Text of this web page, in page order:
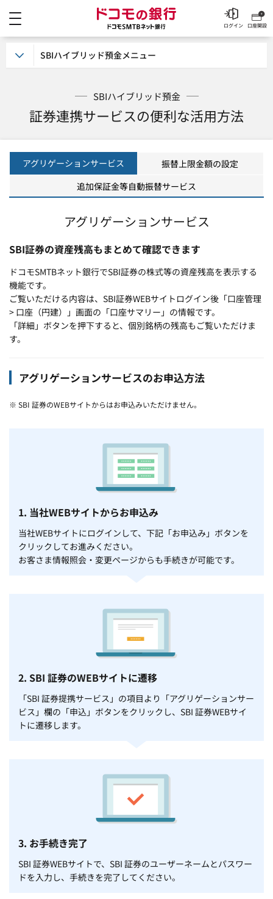
ドコモの銀行 ドコモ
口座開設
ログイン
SBIハイブリッド預金
証券連携サービスの便利な活用方法
アグリゲーションサービス
振替上限金額の設定
追加保証金等自動振替サービス
アグリゲーションサービス
SBI証券の資産残高もまとめて確認できます
ドコモSMTBネット銀行でSBI証券の株式等の資産残高を表示する
機能です。
ご覧いただける内容は、SBI証券WEBサイトログイン後「口座管理
> 口座（円建）」画面の「口座サマリー」の情報です。
「詳細」ボタンを押下すると、個別銘柄の残高もご覧いただけま
す。
アグリゲーションサービスのお申込方法
※ SBI 証券のWEBサイトからはお申込みいただけません。
1. 当社WEBサイトからお申込み
当社WEBサイトにログインして、下記「お申込み」ボタンを
クリックしてお進みください。
お客さま情報照会・変更ページからも手続きが可能です。
2. SBI 証券のWEBサイトに遷移
「SBI 証券提携サービス」の項目より「アグリゲーションサー
ビス」欄の「申込」ボタンをクリックし、SBI 証券WEBサイ
トに遷移します。
3. お手続き完了
SBI 証券WEBサイトで、SBI 証券のユーザーネームとパスワー
ドを入力し、手続きを完了してください。
SBIハイブリッド預金メニュー